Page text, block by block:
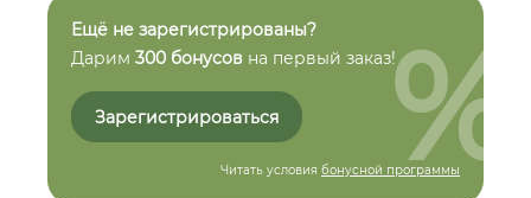
Ещё не зарегистрированы?
Дарим 300 бонусов на первый заказ!
Зарегистрироваться
Читать условия бонусной программы
%